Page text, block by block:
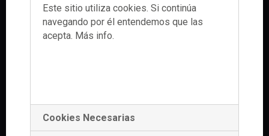
PAGO ACEPTADO
O seu pago foi realizado correctamente
Este sitio utiliza cookies. Si continúa
navegando por él entendemos que las
acepta. Más info.
Cookies Necesarias